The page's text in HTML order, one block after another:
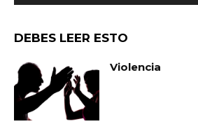
DEBES LEER ESTO
Violencia